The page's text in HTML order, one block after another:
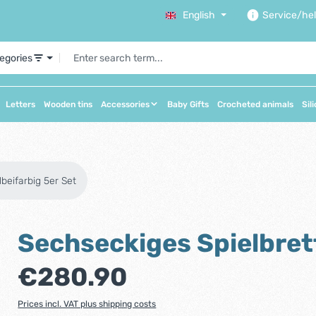
English Service/
Letters Wooden tins Accessories Baby Gifts Crocheted animals
5er Set
Sechseckiges
Regular price:
€280.90
Prices incl. VAT plus shipping costs